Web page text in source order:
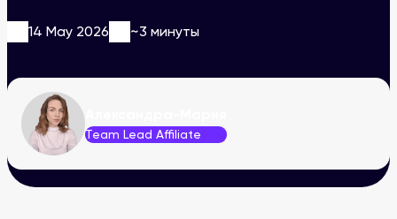
14 May 2026 ~3 минуты
Team Lead Affiliate